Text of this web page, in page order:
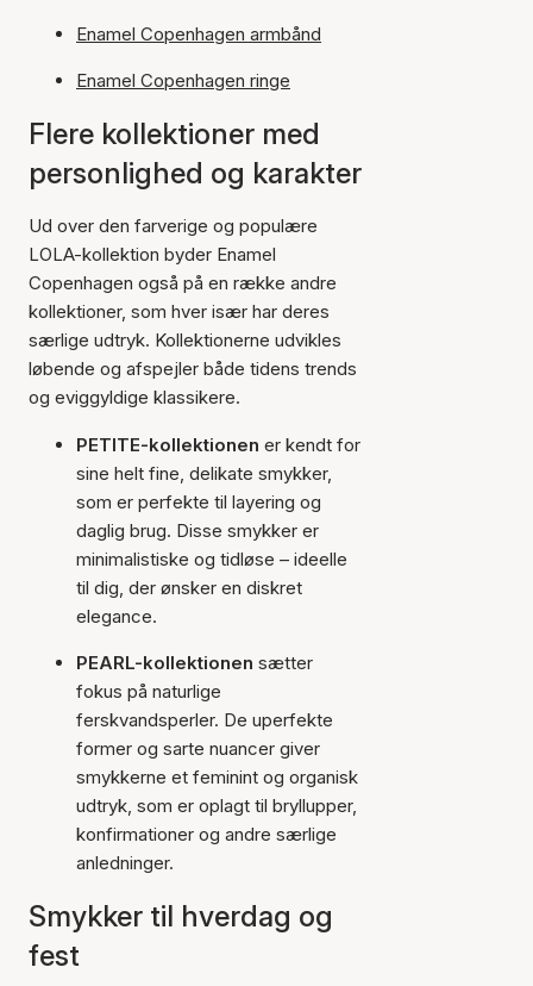
Enamel Copenhagen armbånd
Enamel Copenhagen ringe
Flere kollektioner med
personlighed og karakter
Ud over den farverige og populære
LOLA-kollektion byder Enamel
Copenhagen også på en række andre
kollektioner, som hver især har deres
særlige udtryk. Kollektionerne udvikles
løbende og afspejler både tidens trends
og eviggyldige klassikere.
PETITE-kollektionen er kendt for
sine helt fine, delikate smykker,
som er perfekte til layering og
daglig brug. Disse smykker er
minimalistiske og tidløse – ideelle
til dig, der ønsker en diskret
elegance.
PEARL-kollektionen sætter
fokus på naturlige
ferskvandsperler. De uperfekte
former og sarte nuancer giver
smykkerne et feminint og organisk
udtryk, som er oplagt til bryllupper,
konfirmationer og andre særlige
anledninger.
Smykker til hverdag og
fest